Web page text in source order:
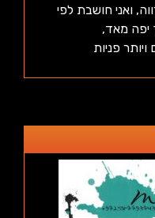
ואני חושבת לפי
יפה מאד,
ויותר פניות